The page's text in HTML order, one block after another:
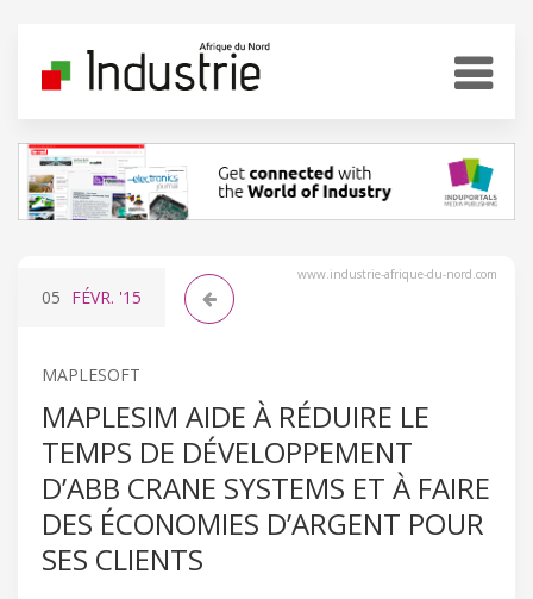
www.industrie-afrique-du-nord.com
05 FÉVR. '15
MAPLESOFT
MAPLESIM AIDE À RÉDUIRE LE
TEMPS DE DÉVELOPPEMENT
D’ABB CRANE SYSTEMS ET À FAIRE
DES ÉCONOMIES D’ARGENT POUR
SES CLIENTS